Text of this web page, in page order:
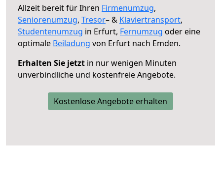
Allzeit bereit für Ihren Firmenumzug,
Seniorenumzug, Tresor– & Klaviertransport,
Studentenumzug in Erfurt, Fernumzug oder eine
optimale Beiladung von Erfurt nach Emden.
Erhalten Sie jetzt in nur wenigen Minuten
unverbindliche und kostenfreie Angebote.
Kostenlose Angebote erhalten